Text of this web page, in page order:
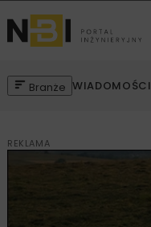
Branże WIADOMOŚCI
REKLAMA